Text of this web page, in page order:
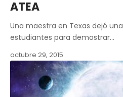
ATEA
Una maestra en Texas dejó
estudiantes para demostrar…
octubre 29, 2015